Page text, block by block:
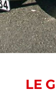
LE